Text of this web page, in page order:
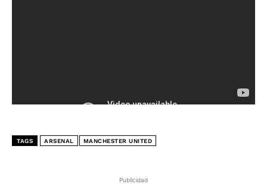
Publicidad
TAGS ARSENAL MANCHESTER UNITED